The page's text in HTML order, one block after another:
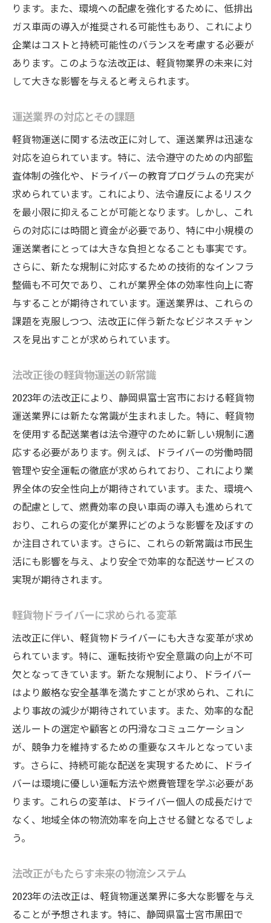
ります。また、環境への配慮を強化するために、低排出
ガス車両の導入が推奨される可能性もあり、これにより
企業はコストと持続可能性のバランスを考慮する必要が
あります。このような法改正は、軽貨物業界の未来に対
して大きな影響を与えると考えられます。
運送業界の対応とその課題
軽貨物運送に関する法改正に対して、運送業界は迅速な
対応を迫られています。特に、法令遵守のための内部監
査体制の強化や、ドライバーの教育プログラムの充実が
求められています。これにより、法令違反によるリスク
を最小限に抑えることが可能となります。しかし、これ
らの対応には時間と資金が必要であり、特に中小規模の
運送業者にとっては大きな負担となることも事実です。
さらに、新たな規制に対応するための技術的なインフラ
整備も不可欠であり、これが業界全体の効率性向上に寄
与することが期待されています。運送業界は、これらの
課題を克服しつつ、法改正に伴う新たなビジネスチャン
スを見出すことが求められています。
法改正後の軽貨物運送の新常識
2023年の法改正により、静岡県富士宮市における軽貨物
運送業界には新たな常識が生まれました。特に、軽貨物
を使用する配送業者は法令遵守のために新しい規制に適
応する必要があります。例えば、ドライバーの労働時間
管理や安全運転の徹底が求められており、これにより業
界全体の安全性向上が期待されています。また、環境へ
の配慮として、燃費効率の良い車両の導入も進められて
おり、これらの変化が業界にどのような影響を及ぼすの
か注目されています。さらに、これらの新常識は市民生
活にも影響を与え、より安全で効率的な配送サービスの
実現が期待されます。
軽貨物ドライバーに求められる変革
法改正に伴い、軽貨物ドライバーにも大きな変革が求め
られています。特に、運転技術や安全意識の向上が不可
欠となってきています。新たな規制により、ドライバー
はより厳格な安全基準を満たすことが求められ、これに
より事故の減少が期待されています。また、効率的な配
送ルートの選定や顧客との円滑なコミュニケーション
が、競争力を維持するための重要なスキルとなっていま
す。さらに、持続可能な配送を実現するために、ドライ
バーは環境に優しい運転方法や燃費管理を学ぶ必要があ
ります。これらの変革は、ドライバー個人の成長だけで
なく、地域全体の物流効率を向上させる鍵となるでしょ
う。
法改正がもたらす未来の物流システム
2023年の法改正は、軽貨物運送業界に多大な影響を与え
ることが予想されます。特に、静岡県富士宮市黒田で